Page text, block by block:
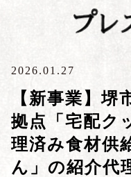
2026.01.27
【新事業】堺
拠点「宅配ク
理済み食材供
ん」の紹介代